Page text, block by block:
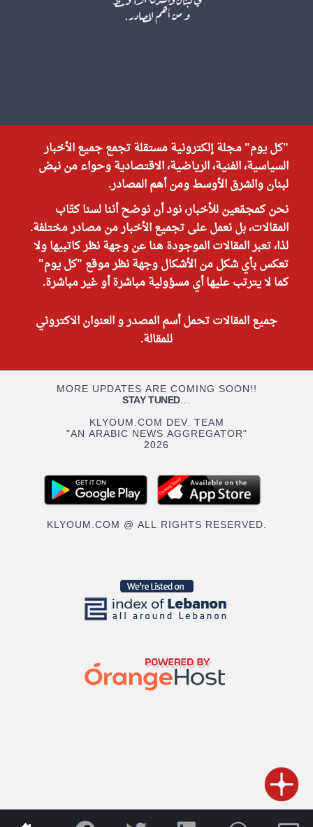
"كل يوم" مجلة إلكترونية مستقلة تجمع جميع الأخبار
السياسية، الفنية، الرياضية، الاقتصادية وحواء من نبض
لبنان والشرق الأوسط ومن أهم المصادر.
نحن كمجمّعين للأخبار، نود أن نوضح أننا لسنا كتّاب
المقالات، بل نعمل على تجميع الأخبار من مصادر مختلفة.
لذا، تعبر المقالات الموجودة هنا عن وجهة نظر كاتبيها ولا
تعكس بأي شكل من الأشكال وجهة نظر موقع "كل يوم"
كما لا يترتب عليها أي مسؤولية مباشرة أو غير مباشرة.
جميع المقالات تحمل أسم المصدر و العنوان الاكتروني
للمقالة.
MORE UPDATES ARE COMING SOON!!
STAY TUNED...
KLYOUM.COM DEV. TEAM
"AN ARABIC NEWS AGGREGATOR"
2026
KLYOUM.COM @ ALL RIGHTS RESERVED.